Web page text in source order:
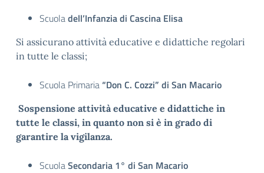
Scuoladell’Infanzia di Cascina Elisa
Si assicurano attività educative e didattiche regolari
in tutte le classi;
Scuola Primaria“Don C. Cozzi” di San Macario
Sospensione attività educative e didattiche in
tutte le classi, in quanto non si è in grado di
garantire la vigilanza.
ScuolaSecondaria 1° di San Macario